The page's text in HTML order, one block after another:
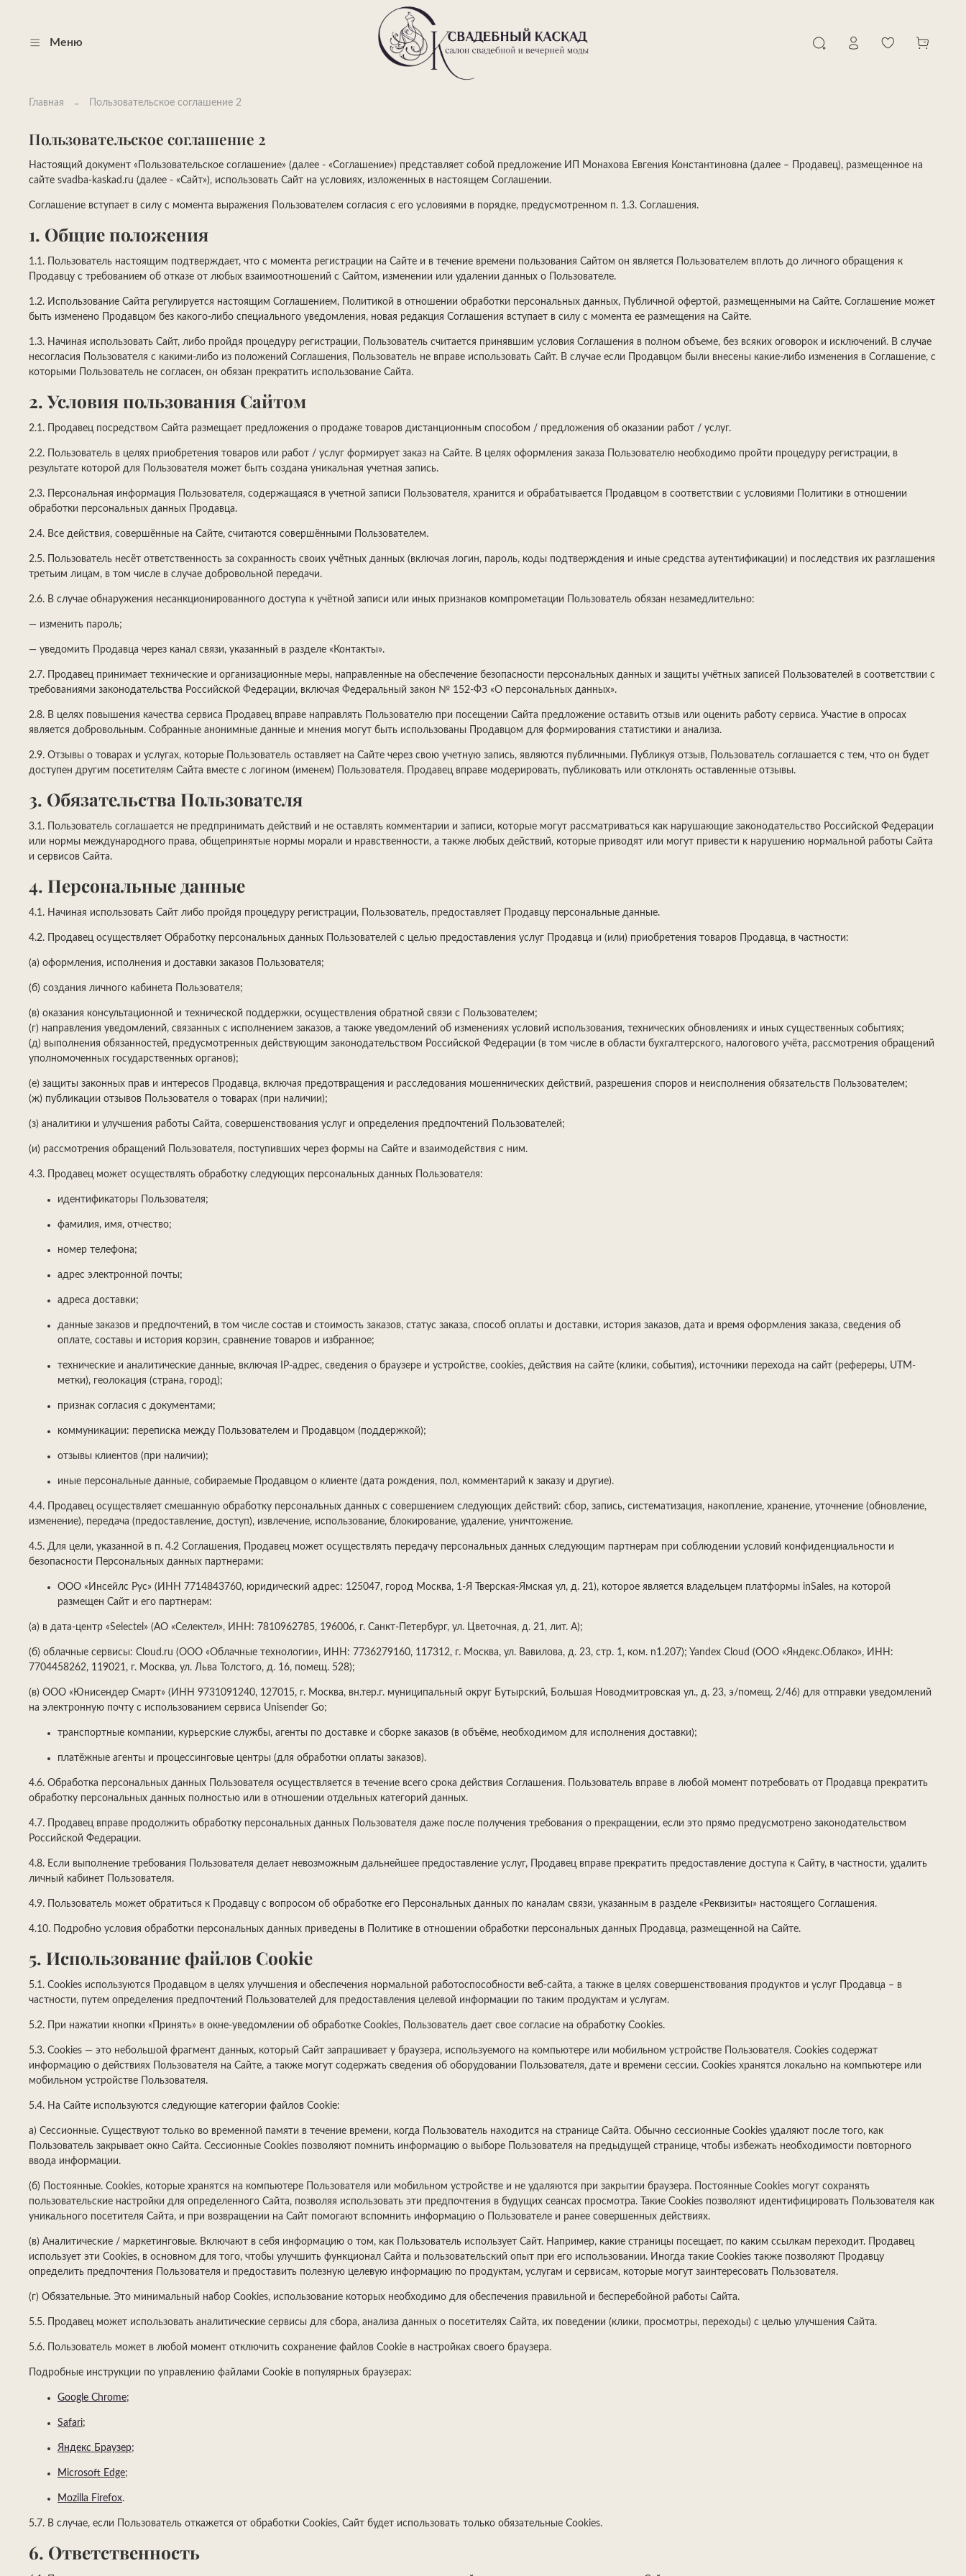
Меню
Главная Пользовательское соглашение 2
Пользовательское соглашение 2
Настоящий документ «Пользовательское соглашение» (далее - «Соглашение») представляет собой предложение ИП Монахова Евгения Константиновна (далее – Продавец), размещенное на
сайте svadba-kaskad.ru (далее - «Сайт»), использовать Сайт на условиях, изложенных в настоящем Соглашении.
Соглашение вступает в силу с момента выражения Пользователем согласия с его условиями в порядке, предусмотренном п. 1.3. Соглашения.
1. Общие положения
1.1. Пользователь настоящим подтверждает, что с момента регистрации на Сайте и в течение времени пользования Сайтом он является Пользователем вплоть до личного обращения к
Продавцу с требованием об отказе от любых взаимоотношений с Сайтом, изменении или удалении данных о Пользователе.
1.2. Использование Сайта регулируется настоящим Соглашением, Политикой в отношении обработки персональных данных, Публичной офертой, размещенными на Сайте. Соглашение может
быть изменено Продавцом без какого-либо специального уведомления, новая редакция Соглашения вступает в силу с момента ее размещения на Сайте.
1.3. Начиная использовать Сайт, либо пройдя процедуру регистрации, Пользователь считается принявшим условия Соглашения в полном объеме, без всяких оговорок и исключений. В случае
несогласия Пользователя с какими-либо из положений Соглашения, Пользователь не вправе использовать Сайт. В случае если Продавцом были внесены какие-либо изменения в Соглашение, с
которыми Пользователь не согласен, он обязан прекратить использование Сайта.
2. Условия пользования Сайтом
2.1. Продавец посредством Сайта размещает предложения о продаже товаров дистанционным способом / предложения об оказании работ / услуг.
2.2. Пользователь в целях приобретения товаров или работ / услуг формирует заказ на Сайте. В целях оформления заказа Пользователю необходимо пройти процедуру регистрации, в
результате которой для Пользователя может быть создана уникальная учетная запись.
2.3. Персональная информация Пользователя, содержащаяся в учетной записи Пользователя, хранится и обрабатывается Продавцом в соответствии с условиями Политики в отношении
обработки персональных данных Продавца.
2.4. Все действия, совершённые на Сайте, считаются совершёнными Пользователем.
2.5. Пользователь несёт ответственность за сохранность своих учётных данных (включая логин, пароль, коды подтверждения и иные средства аутентификации) и последствия их разглашения
третьим лицам, в том числе в случае добровольной передачи.
2.6. В случае обнаружения несанкционированного доступа к учётной записи или иных признаков компрометации Пользователь обязан незамедлительно:
— изменить пароль;
— уведомить Продавца через канал связи, указанный в разделе «Контакты».
2.7. Продавец принимает технические и организационные меры, направленные на обеспечение безопасности персональных данных и защиты учётных записей Пользователей в соответствии с
требованиями законодательства Российской Федерации, включая Федеральный закон № 152-ФЗ «О персональных данных».
2.8. В целях повышения качества сервиса Продавец вправе направлять Пользователю при посещении Сайта предложение оставить отзыв или оценить работу сервиса. Участие в опросах
является добровольным. Собранные анонимные данные и мнения могут быть использованы Продавцом для формирования статистики и анализа.
2.9. Отзывы о товарах и услугах, которые Пользователь оставляет на Сайте через свою учетную запись, являются публичными. Публикуя отзыв, Пользователь соглашается с тем, что он будет
доступен другим посетителям Сайта вместе с логином (именем) Пользователя. Продавец вправе модерировать, публиковать или отклонять оставленные отзывы.
3. Обязательства Пользователя
3.1. Пользователь соглашается не предпринимать действий и не оставлять комментарии и записи, которые могут рассматриваться как нарушающие законодательство Российской Федерации
или нормы международного права, общепринятые нормы морали и нравственности, а также любых действий, которые приводят или могут привести к нарушению нормальной работы Сайта
и сервисов Сайта.
4. Персональные данные
4.1. Начиная использовать Сайт либо пройдя процедуру регистрации, Пользователь, предоставляет Продавцу персональные данные.
4.2. Продавец осуществляет Обработку персональных данных Пользователей с целью предоставления услуг Продавца и (или) приобретения товаров Продавца, в частности:
(а) оформления, исполнения и доставки заказов Пользователя;
(б) создания личного кабинета Пользователя;
(в) оказания консультационной и технической поддержки, осуществления обратной связи с Пользователем;
(г) направления уведомлений, связанных с исполнением заказов, а также уведомлений об изменениях условий использования, технических обновлениях и иных существенных событиях;
(д) выполнения обязанностей, предусмотренных действующим законодательством Российской Федерации (в том числе в области бухгалтерского, налогового учёта, рассмотрения обращений
уполномоченных государственных органов);
(е) защиты законных прав и интересов Продавца, включая предотвращения и расследования мошеннических действий, разрешения споров и неисполнения обязательств Пользователем;
(ж) публикации отзывов Пользователя о товарах (при наличии);
(з) аналитики и улучшения работы Сайта, совершенствования услуг и определения предпочтений Пользователей;
(и) рассмотрения обращений Пользователя, поступивших через формы на Сайте и взаимодействия с ним.
4.3. Продавец может осуществлять обработку следующих персональных данных Пользователя:
идентификаторы Пользователя;
фамилия, имя, отчество;
номер телефона;
адрес электронной почты;
адреса доставки;
данные заказов и предпочтений, в том числе состав и стоимость заказов, статус заказа, способ оплаты и доставки, история заказов, дата и время оформления заказа, сведения об
оплате, составы и история корзин, сравнение товаров и избранное;
технические и аналитические данные, включая IP-адрес, сведения о браузере и устройстве, сookies, действия на сайте (клики, события), источники перехода на сайт (рефереры, UTM-
метки), геолокация (страна, город);
признак согласия с документами;
коммуникации: переписка между Пользователем и Продавцом (поддержкой);
отзывы клиентов (при наличии);
иные персональные данные, собираемые Продавцом о клиенте (дата рождения, пол, комментарий к заказу и другие).
4.4. Продавец осуществляет смешанную обработку персональных данных с совершением следующих действий: сбор, запись, систематизация, накопление, хранение, уточнение (обновление,
изменение), передача (предоставление, доступ), извлечение, использование, блокирование, удаление, уничтожение.
4.5. Для цели, указанной в п. 4.2 Соглашения, Продавец может осуществлять передачу персональных данных следующим партнерам при соблюдении условий конфиденциальности и
безопасности Персональных данных партнерами:
ООО «Инсейлс Рус» (ИНН 7714843760, юридический адрес: 125047, город Москва, 1-Я Тверская-Ямская ул, д. 21), которое является владельцем платформы inSales, на которой
размещен Сайт и его партнерам:
(а) в дата-центр «Selectel» (АО «Селектел», ИНН: 7810962785, 196006, г. Санкт-Петербург, ул. Цветочная, д. 21, лит. А);
(б) облачные сервисы: Cloud.ru (ООО «Облачные технологии», ИНН: 7736279160, 117312, г. Москва, ул. Вавилова, д. 23, стр. 1, ком. n1.207); Yandex Cloud (ООО «Яндекс.Облако», ИНН:
7704458262, 119021, г. Москва, ул. Льва Толстого, д. 16, помещ. 528);
(в) ООО «Юнисендер Смарт» (ИНН 9731091240, 127015, г. Москва, вн.тер.г. муниципальный округ Бутырский, Большая Новодмитровская ул., д. 23, э/помещ. 2/46) для отправки уведомлений
на электронную почту с использованием сервиса Unisender Go;
транспортные компании, курьерские службы, агенты по доставке и сборке заказов (в объёме, необходимом для исполнения доставки);
платёжные агенты и процессинговые центры (для обработки оплаты заказов).
4.6. Обработка персональных данных Пользователя осуществляется в течение всего срока действия Соглашения. Пользователь вправе в любой момент потребовать от Продавца прекратить
обработку персональных данных полностью или в отношении отдельных категорий данных.
4.7. Продавец вправе продолжить обработку персональных данных Пользователя даже после получения требования о прекращении, если это прямо предусмотрено законодательством
Российской Федерации.
4.8. Если выполнение требования Пользователя делает невозможным дальнейшее предоставление услуг, Продавец вправе прекратить предоставление доступа к Сайту, в частности, удалить
личный кабинет Пользователя.
4.9. Пользователь может обратиться к Продавцу с вопросом об обработке его Персональных данных по каналам связи, указанным в разделе «Реквизиты» настоящего Соглашения.
4.10. Подробно условия обработки персональных данных приведены в Политике в отношении обработки персональных данных Продавца, размещенной на Сайте.
5. Использование файлов Cookie
5.1. Сookies используются Продавцом в целях улучшения и обеспечения нормальной работоспособности веб-сайта, а также в целях совершенствования продуктов и услуг Продавца – в
частности, путем определения предпочтений Пользователей для предоставления целевой информации по таким продуктам и услугам.
5.2. При нажатии кнопки «Принять» в окне-уведомлении об обработке Cookies, Пользователь дает свое согласие на обработку Сookies.
5.3. Сookies — это небольшой фрагмент данных, который Сайт запрашивает у браузера, используемого на компьютере или мобильном устройстве Пользователя. Cookies содержат
информацию о действиях Пользователя на Сайте, а также могут содержать сведения об оборудовании Пользователя, дате и времени сессии. Сookies хранятся локально на компьютере или
мобильном устройстве Пользователя.
5.4. На Сайте используются следующие категории файлов Cookie:
а) Сессионные. Существуют только во временной памяти в течение времени, когда Пользователь находится на странице Сайта. Обычно сессионные Cookies удаляют после того, как
Пользователь закрывает окно Сайта. Сессионные Cookies позволяют помнить информацию о выборе Пользователя на предыдущей странице, чтобы избежать необходимости повторного
ввода информации.
(б) Постоянные. Сookies, которые хранятся на компьютере Пользователя или мобильном устройстве и не удаляются при закрытии браузера. Постоянные Сookies могут сохранять
пользовательские настройки для определенного Сайта, позволяя использовать эти предпочтения в будущих сеансах просмотра. Такие Cookies позволяют идентифицировать Пользователя как
уникального посетителя Сайта, и при возвращении на Сайт помогают вспомнить информацию о Пользователе и ранее совершенных действиях.
(в) Аналитические / маркетинговые. Включают в себя информацию о том, как Пользователь использует Сайт. Например, какие страницы посещает, по каким ссылкам переходит. Продавец
использует эти Cookies, в основном для того, чтобы улучшить функционал Сайта и пользовательский опыт при его использовании. Иногда такие Cookies также позволяют Продавцу
определить предпочтения Пользователя и предоставить полезную целевую информацию по продуктам, услугам и сервисам, которые могут заинтересовать Пользователя.
(г) Обязательные. Это минимальный набор Cookies, использование которых необходимо для обеспечения правильной и бесперебойной работы Сайта.
5.5. Продавец может использовать аналитические сервисы для сбора, анализа данных о посетителях Сайта, их поведении (клики, просмотры, переходы) с целью улучшения Сайта.
5.6. Пользователь может в любой момент отключить сохранение файлов Cookie в настройках своего браузера.
Подробные инструкции по управлению файлами Cookie в популярных браузерах:
Google Chrome;
Safari;
Яндекс Браузер;
Microsoft Edge;
Mozilla Firefox.
5.7. В случае, если Пользователь откажется от обработки Сookies, Сайт будет использовать только обязательные Cookies.
6. Ответственность